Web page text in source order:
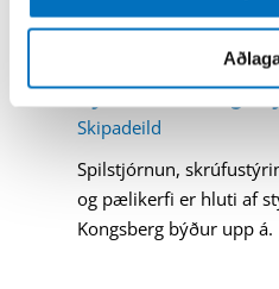
Sjálfvirkni og
Skipadeild
Spilstjórnun,
og pælikerfi er hluti af
Kongsberg býður upp á.